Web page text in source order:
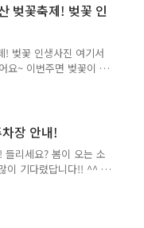
입니다. 수양벚나무,
자연 속에서 만날 수
'벚꽃음악회', 튤립도..
벚꽃축제! 벚꽃 인
! 벚꽃 인생사진 여기서
요~ 이번주면 벚꽃이 모
분들을 위해~ 사진으
벚꽃 지금부터 만나볼
서대문 안산 벚꽃의
점이에요! 서울 도심
을까요?^^ 혹시, 자연
니죠? 10분 정도..
장 안내!
리세요? 봄이 오는 소
이 기다렸답니다!! ^^ 서
산에서 열리는 '서대
열리게 됩니다. 많이